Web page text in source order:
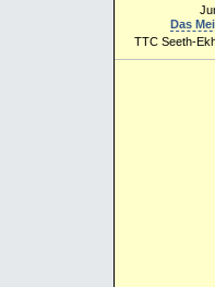
Das
TTC Seeth-